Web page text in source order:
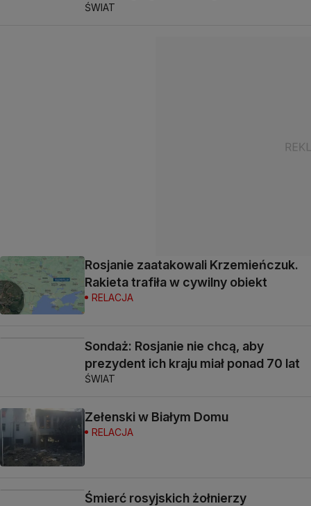
ŚWIAT
Rosjanie zaatakowali Krzemieńczuk.
Rakieta trafiła w cywilny obiekt
RELACJA
Sondaż: Rosjanie nie chcą, aby
prezydent ich kraju miał ponad 70 lat
ŚWIAT
Zełenski w Białym Domu
RELACJA
Śmierć rosyjskich żołnierzy